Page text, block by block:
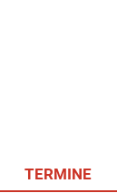
TERMINE